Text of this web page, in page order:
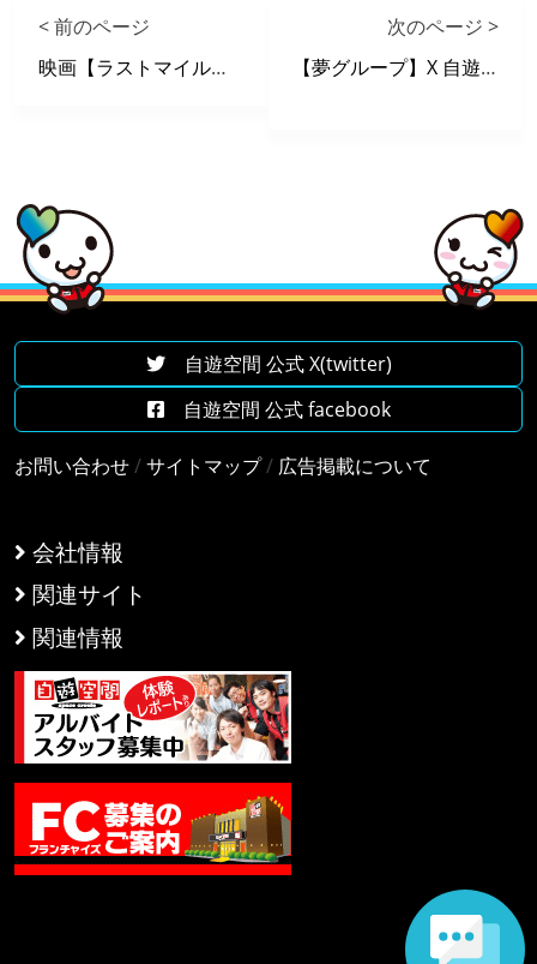
< 前のページ
映画【ラストマイル】 X 自遊空間 タイアップキャンペーン
次のページ >
【夢グループ】X 自遊空間 タイアップキャンペーン
会社情報
関連サイト
関連情報
自遊空間 公式 X(twitter)
自遊空間 公式 facebook
お問い合わせ/サイトマップ/ 広告掲載について